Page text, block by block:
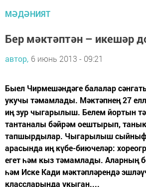
МӘДӘНИЯТ
Бер мәктәптән – икешәр
автор, 6 июнь 2013 - 09:21
Быел Чирмешәндәге балалар
укучы тәмамлады. Мәктәпнең 27
иң зур чыгарылыш. Белем йортын
тантаналы бәйрәм оештырып,
тапшырдылар. Чыгарылыш
арасында иң күбе-биючеләр:
егет һәм кыз тәмамлады. Аларның
һәм Иске Кади мәктәпләрендә
классларында укыган....